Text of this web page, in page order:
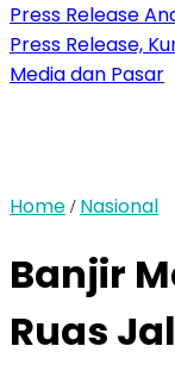
Press Release
Press Release,
Media dan Pasar
Home / Nasional
Banjir
Ruas